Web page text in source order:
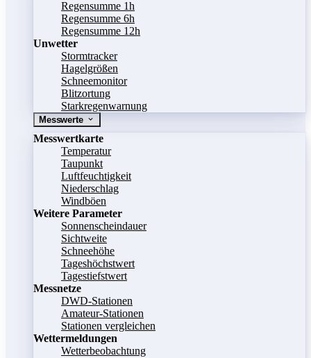
Regensumme 1h
Regensumme 6h
Regensumme 12h
Unwetter
Stormtracker
Hagelgrößen
Schneemonitor
Blitzortung
Starkregenwarnung
Messwerte
Messwertkarte
Temperatur
Taupunkt
Luftfeuchtigkeit
Niederschlag
Windböen
Weitere Parameter
Sonnenscheindauer
Sichtweite
Schneehöhe
Tageshöchstwert
Tagestiefstwert
Messnetze
DWD-Stationen
Amateur-Stationen
Stationen vergleichen
Wettermeldungen
Wetterbeobachtung